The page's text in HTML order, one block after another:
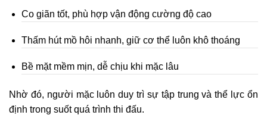
Co giãn tốt, phù hợp vận động cường độ cao
Thấm hút mồ hôi nhanh, giữ cơ thể luôn khô thoáng
Bề mặt mềm mịn, dễ chịu khi mặc lâu
Nhờ đó, người mặc luôn duy trì sự tập trung và thể lực ổn
định trong suốt quá trình thi đấu.